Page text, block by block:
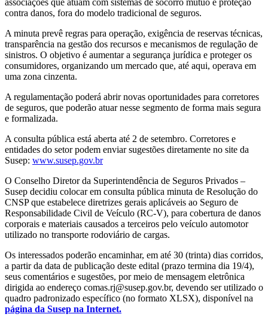
contra danos, fora do modelo tradicional de seguros.
A minuta prevê regras para operação, exigência de reservas técnicas,
transparência na gestão dos recursos e mecanismos de regulação de
sinistros. O objetivo é aumentar a segurança jurídica e proteger os
consumidores, organizando um mercado que, até aqui, operava em
uma zona cinzenta.
A regulamentação poderá abrir novas oportunidades para corretores
de seguros, que poderão atuar nesse segmento de forma mais segura
e formalizada.
A consulta pública está aberta até 2 de setembro. Corretores e
entidades do setor podem enviar sugestões diretamente no site da
Susep: www.susep.gov.br
O Conselho Diretor da Superintendência de Seguros Privados –
Susep decidiu colocar em consulta pública minuta de Resolução do
CNSP que estabelece diretrizes gerais aplicáveis ao Seguro de
Responsabilidade Civil de Veículo (RC-V), para cobertura de danos
corporais e materiais causados a terceiros pelo veículo automotor
utilizado no transporte rodoviário de cargas.
Os interessados poderão encaminhar, em até 30 (trinta) dias corridos,
a partir da data de publicação deste edital (prazo termina dia 19/4),
seus comentários e sugestões, por meio de mensagem eletrônica
dirigida ao endereço comas.rj@susep.gov.br, devendo ser utilizado o
quadro padronizado específico (no formato XLSX), disponível na
página da Susep na Internet.